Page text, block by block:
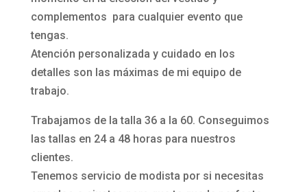
complementos para cualquier evento que
tengas.
Atención personalizada y cuidado en los
detalles son las máximas de mi equipo de
trabajo.
Trabajamos de la talla 36 a la 60. Conseguimos
las tallas en 24 a 48 horas para nuestros
clientes.
Tenemos servicio de modista por si necesitas